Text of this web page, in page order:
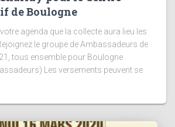
de Boulogne
agenda que la collecte aura lieu les
le groupe de Ambassadeurs de
tous ensemble pour Boulogne
Les versements peuvent se